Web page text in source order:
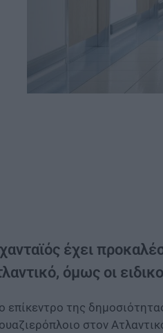
έχει
όμως οι
επίκεντρο της
στον